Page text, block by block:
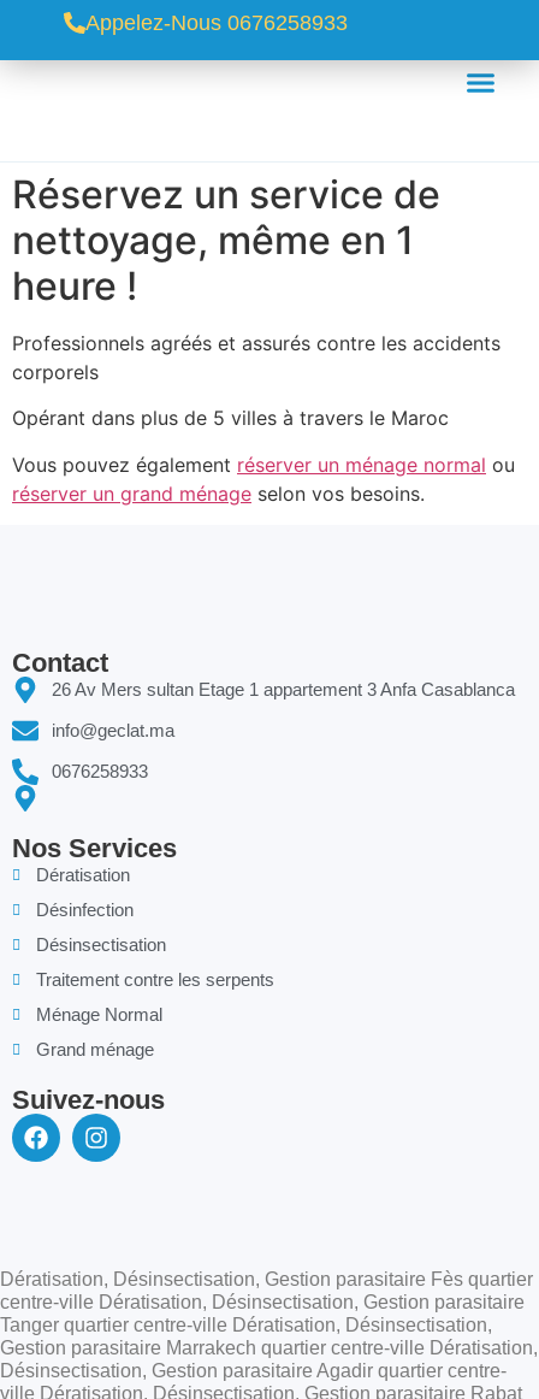
Appelez-Nous 0676258933
Réservez un service de
nettoyage, même en 1
heure !
Professionnels agréés et assurés contre les accidents
corporels
Opérant dans plus de 5 villes à travers le Maroc
Vous pouvez également réserver un ménage normal ou
réserver un grand ménage selon vos besoins.
Contact
26 Av Mers sultan Etage 1 appartement 3 Anfa Casablanca
info@geclat.ma
0676258933
Nos Services
Dératisation
Désinfection
Désinsectisation
Traitement contre les serpents
Ménage Normal
Grand ménage
Suivez-nous
Dératisation, Désinsectisation, Gestion parasitaire Fès quartier
centre-ville Dératisation, Désinsectisation, Gestion parasitaire
Tanger quartier centre-ville Dératisation, Désinsectisation,
Gestion parasitaire Marrakech quartier centre-ville Dératisation,
Désinsectisation, Gestion parasitaire Agadir quartier centre-
ville Dératisation, Désinsectisation, Gestion parasitaire Rabat